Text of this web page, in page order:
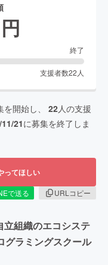
円
終了
支援者数22 人
を開始し、 22人の支援
21に募集を終了しま
ってほしい
で送る
URLコピー
組織のエコシステ
グラミングスクール